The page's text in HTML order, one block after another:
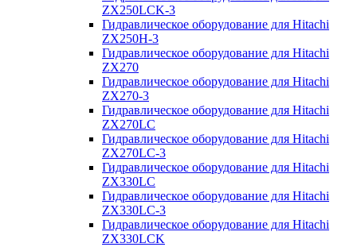
ZX250LCK-3
Гидравлическое оборудование для Hitachi
ZX250Н-3
Гидравлическое оборудование для Hitachi
ZX270
Гидравлическое оборудование для Hitachi
ZX270-3
Гидравлическое оборудование для Hitachi
ZX270LC
Гидравлическое оборудование для Hitachi
ZX270LC-3
Гидравлическое оборудование для Hitachi
ZX330LC
Гидравлическое оборудование для Hitachi
ZX330LC-3
Гидравлическое оборудование для Hitachi
ZX330LCK